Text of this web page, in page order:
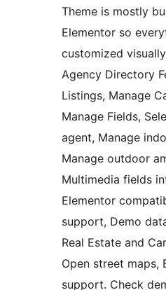
Theme is mostly
Elementor so
customized
Agency Directory
Listings, Manage
Manage Fields,
agent, Manage
Manage outdoor
Multimedia fields
Elementor
support, Demo
Real Estate and
Open street maps,
support. Check